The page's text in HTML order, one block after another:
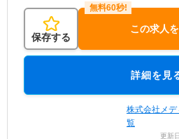
保存する
この求人
詳細を見
株式会社メ
覧
更新